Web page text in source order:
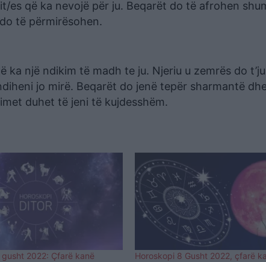
që ka nevojë për ju. Beqarët do të afrohen
të përmirësohen.
një ndikim të madh te ju. Njeriu u zemrës do t’ju
jo mirë. Beqarët do jenë tepër sharmantë
duhet të jeni të kujdesshëm.
2022: Çfarë kanë
Horoskopi 8 Gusht 2022, çfarë